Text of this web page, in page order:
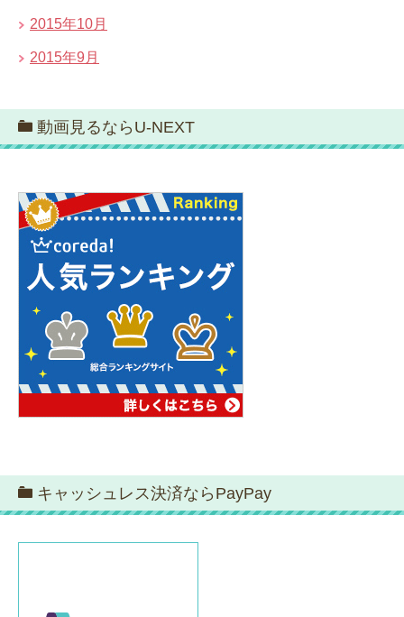
2015年10月
2015年9月
動画見るならU-NEXT
キャッシュレス決済ならPayPay